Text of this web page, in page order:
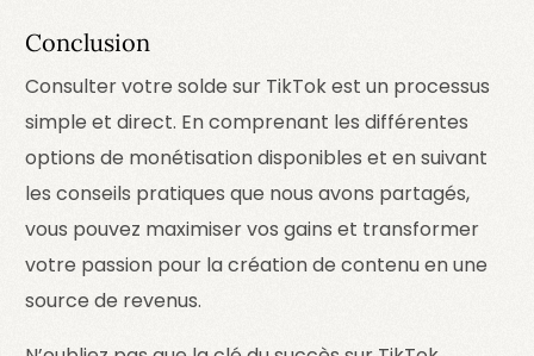
Conclusion
Consulter votre solde sur TikTok est un processus
simple et direct. En comprenant les différentes
options de monétisation disponibles et en suivant
les conseils pratiques que nous avons partagés,
vous pouvez maximiser vos gains et transformer
votre passion pour la création de contenu en une
source de revenus.